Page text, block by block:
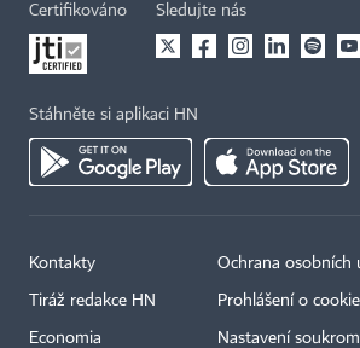
Certifikováno Sledujte nás
Stáhněte si aplikaci HN
Kontakty
Tiráž redakce HN
Economia
Ochrana osobních
Prohlášení o
Nastavení